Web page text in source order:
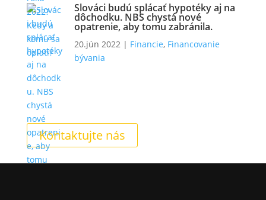
Slováci budú splácať hypotéky aj na
dôchodku. NBS chystá nové
opatrenie, aby tomu zabránila.
20.jún 2022| Financie, Financovanie
bývania
Kontaktujte nás